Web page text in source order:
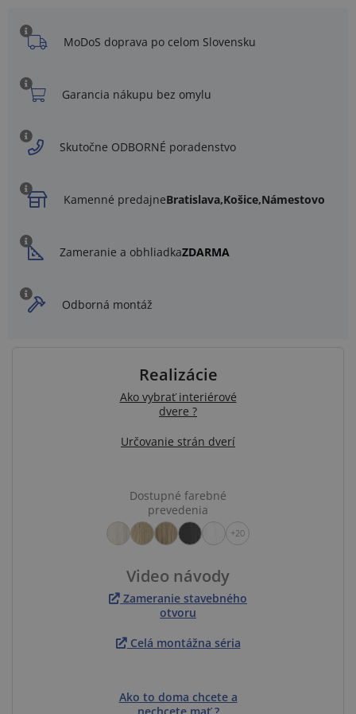
MoDoS doprava po celom Slovensku
Garancia nákupu bez omylu
Skutočne ODBORNÉ poradenstvo
Kamenné predajneBratislava,Košice,Námestovo
Zameranie a obhliadkaZDARMA
Odborná montáž
Realizácie
Ako vybrať interiérové
dvere ?
Určovanie strán dverí
Dostupné farebné
prevedenia
+20
Video návody
Zameranie stavebného
otvoru
Celá montážna séria
Ako to doma chcete a
nechcete mať ?